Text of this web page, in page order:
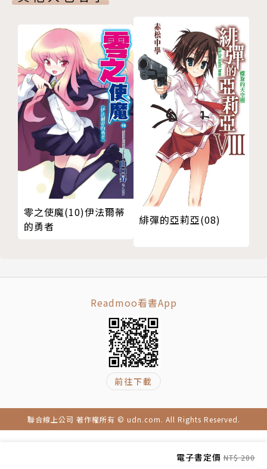
電子書定價 NT$ 200
零之使魔(10)伊法爾蒂
的勇者
緋彈的亞莉亞(08)
Readmoo看書App
前往下載
聯合線上公司 著作權所有 © udn.com. All Rights Reserved.